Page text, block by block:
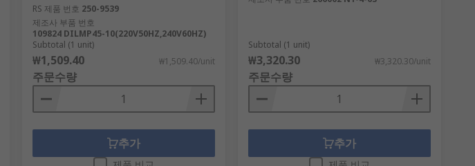
RS 제품 번호 250-9539
제조사 부품 번호
109824 DILMP45-10(220V50HZ,240V60HZ)
Subtotal (1 unit)
₩1,509.40 ₩1,509.40/unit
주문수량
추가
Subtotal (1 unit)
₩3,320.30 ₩3,320.30/unit
주문수량
추가